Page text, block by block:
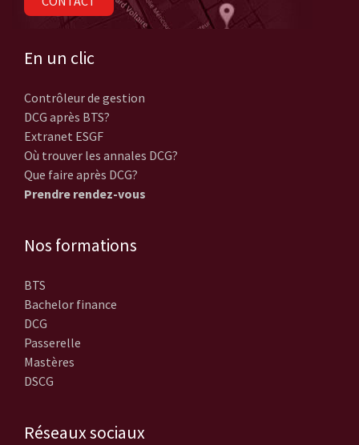
En un clic
Contrôleur de gestion
DCG après BTS?
Extranet ESGF
Où trouver les annales DCG?
Que faire après DCG?
Prendre rendez-vous
Nos formations
BTS
Bachelor finance
DCG
Passerelle
Mastères
DSCG
Réseaux sociaux